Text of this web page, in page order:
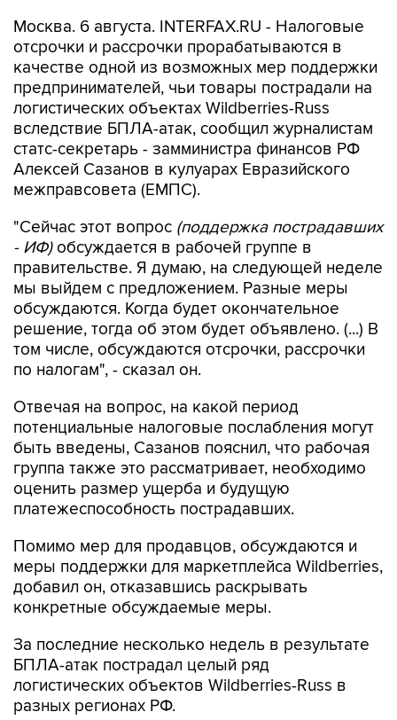
Москва. 6 августа. INTERFAX.RU - Налоговые
отсрочки и рассрочки прорабатываются в
качестве одной из возможных мер поддержки
предпринимателей, чьи товары пострадали на
логистических объектах Wildberries-Russ
вследствие БПЛА-атак, сообщил журналистам
статс-секретарь - замминистра финансов РФ
Алексей Сазанов в кулуарах Евразийского
межправсовета (ЕМПС).
"Сейчас этот вопрос (поддержка пострадавших
- ИФ)обсуждается в рабочей группе в
правительстве. Я думаю, на следующей неделе
мы выйдем с предложением. Разные меры
обсуждаются. Когда будет окончательное
решение, тогда об этом будет объявлено. (...) В
том числе, обсуждаются отсрочки, рассрочки
по налогам", - сказал он.
Отвечая на вопрос, на какой период
потенциальные налоговые послабления могут
быть введены, Сазанов пояснил, что рабочая
группа также это рассматривает, необходимо
оценить размер ущерба и будущую
платежеспособность пострадавших.
Помимо мер для продавцов, обсуждаются и
меры поддержки для маркетплейса Wildberries,
добавил он, отказавшись раскрывать
конкретные обсуждаемые меры.
За последние несколько недель в результате
БПЛА-атак пострадал целый ряд
логистических объектов Wildberries-Russ в
разных регионах РФ.